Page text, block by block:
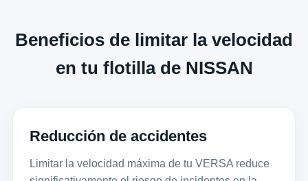
Beneficios de limitar la velocidad
en tu flotilla de NISSAN
Reducción de accidentes
Limitar la velocidad máxima de tu VERSA reduce